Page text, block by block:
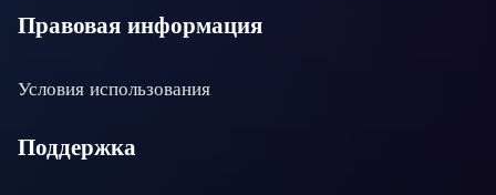
Правовая информация
Условия использования
Поддержка